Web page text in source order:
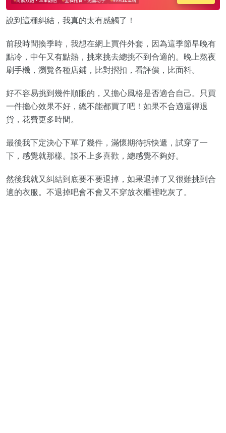
說到這種糾結，我真的太有感觸了！
前段時間換季時，我想在網上買件外套，因為這季節早晚有
點冷，中午又有點熱，挑來挑去總挑不到合適的。晚上熬夜
刷手機，瀏覽各種店鋪，比對摺扣，看評價，比面料。
好不容易挑到幾件順眼的，又擔心風格是否適合自己。只買
一件擔心效果不好，總不能都買了吧！如果不合適還得退
貨，花費更多時間。
最後我下定決心下單了幾件，滿懷期待拆快遞，試穿了一
下，感覺就那樣。談不上多喜歡，總感覺不夠好。
然後我就又糾結到底要不要退掉，如果退掉了又很難挑到合
適的衣服。不退掉吧會不會又不穿放衣櫃裡吃灰了。